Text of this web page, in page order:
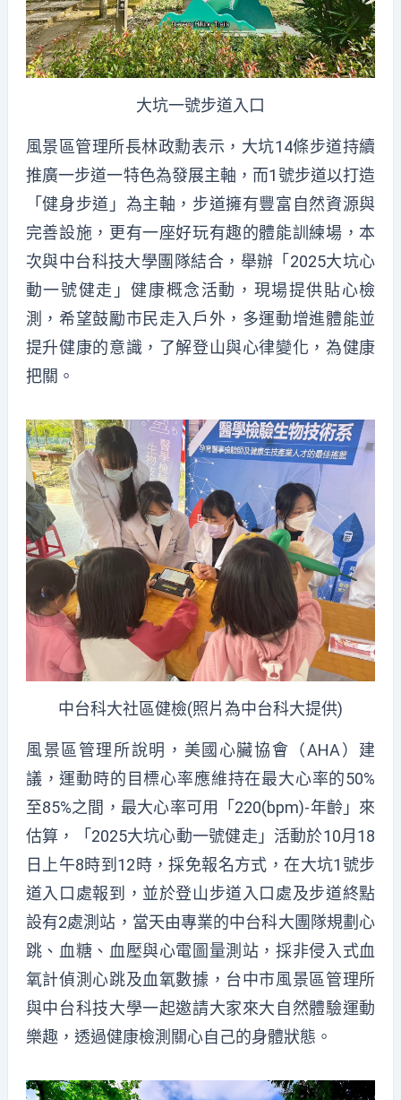
大坑一號步道入口
風景區管理所長林政勳表示，大坑14條步道持續
推廣一步道一特色為發展主軸，而1號步道以打造
「健身步道」為主軸，步道擁有豐富自然資源與
完善設施，更有一座好玩有趣的體能訓練場，本
次與中台科技大學團隊結合，舉辦「2025大坑心
動一號健走」健康概念活動，現場提供貼心檢
測，希望鼓勵市民走入戶外，多運動增進體能並
提升健康的意識，了解登山與心律變化，為健康
把關。
中台科大社區健檢(照片為中台科大提供)
風景區管理所說明，美國心臟協會（AHA）建
議，運動時的目標心率應維持在最大心率的50%
至85%之間，最大心率可用「220(bpm)-年齡」來
估算，「2025大坑心動一號健走」活動於10月18
日上午8時到12時，採免報名方式，在大坑1號步
道入口處報到，並於登山步道入口處及步道終點
設有2處測站，當天由專業的中台科大團隊規劃心
跳、血糖、血壓與心電圖量測站，採非侵入式血
氧計偵測心跳及血氧數據，台中市風景區管理所
與中台科技大學一起邀請大家來大自然體驗運動
樂趣，透過健康檢測關心自己的身體狀態。